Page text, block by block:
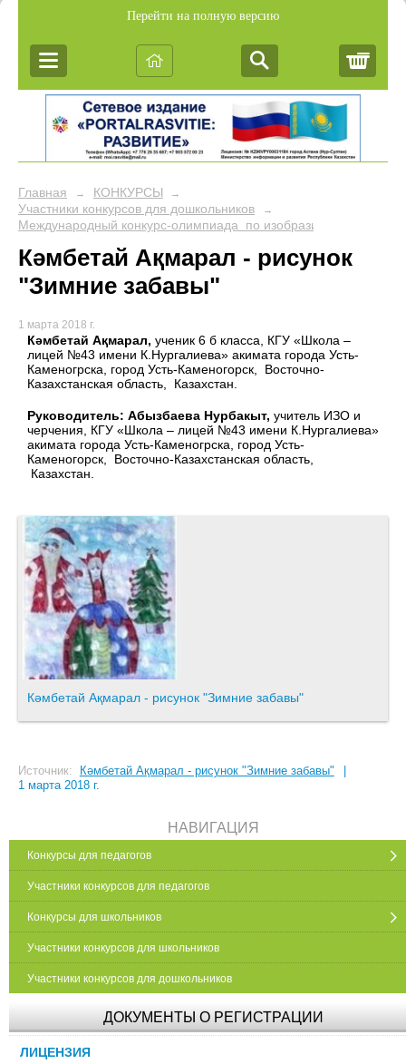
Перейти на полную версию
Главная → КОНКУРСЫ →
Участники конкурсов для дошкольников →
Международный конкурс-олимпиада по изобразительной
Кәмбетай Ақмарал - рисунок
"Зимние забавы"
1 марта 2018 г.
Кәмбетай Ақмарал, ученик 6 б класса, КГУ «Школа –
лицей №43 имени К.Нургалиева» акимата города Усть-
Каменогрска, город Усть-Каменогорск, Восточно-
Казахстанская область, Казахстан.
Руководитель: Абызбаева Нурбакыт, учитель ИЗО и
черчения, КГУ «Школа – лицей №43 имени К.Нургалиева»
акимата города Усть-Каменогрска, город Усть-
Каменогорск, Восточно-Казахстанская область,
Казахстан.
Кәмбетай Ақмарал - рисунок "Зимние забавы"
Источник: Кәмбетай Ақмарал - рисунок "Зимние забавы"
1 марта 2018 г.
НАВИГАЦИЯ
Конкурсы для педагогов
Участники конкурсов для педагогов
Конкурсы для школьников
Участники конкурсов для школьников
Участники конкурсов для дошкольников
ДОКУМЕНТЫ О РЕГИСТРАЦИИ
ЛИЦЕНЗИЯ